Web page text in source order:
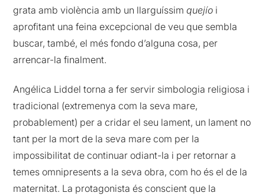
grata amb violència amb un llarguíssimquejío i
aprofitant una feina excepcional de veu que sembla
buscar, també, el més fondo d’alguna cosa, per
arrencar-la finalment.
Angélica Liddel torna a fer servir simbologia religiosa i
tradicional (extremenya com la seva mare,
probablement) per a cridar el seu lament, un lament no
tant per la mort de la seva mare com per la
impossibilitat de continuar odiant-la i per retornar a
temes omnipresents a la seva obra, com ho és el de la
maternitat. La protagonista és conscient que la